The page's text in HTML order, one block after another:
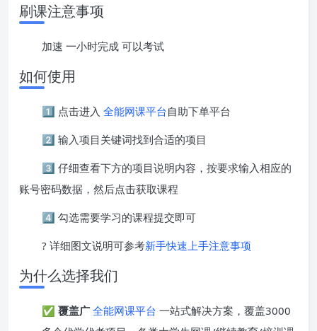
刷课注意事项
加速 一小时完成 可以考试
如何使用
1️⃣ 点击进入 全能网课平台自助下单平台
2️⃣ 输入项目关键词找到合适的项目
3️⃣ 仔细查看下方的项目说明内容，按要求输入相应的
账号密码数据，然后点击获取课程
4️⃣ 勾选需要学习的课程提交即可
? 详细图文说明可参考新手快速上手注意事项
为什么选择我们
✅ 覆盖广 全能网课平台 一站式解决方案，覆盖3000